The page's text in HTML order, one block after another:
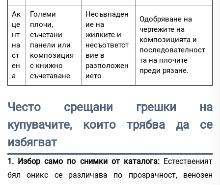
Ак
це
нт
на
ст
ен
а
Големи
плочи,
съчетани
панели или
композиция
с книжно
съчетаване
Несъвпаден
ие на
жилките и
несъответст
вие в
разположен
ието
Одобряване на
чертежите на
композицията и
последователност
та на плочите
преди рязане.
Често срещани грешки на
купувачите, които трябва да се
избягват
1. Избор само по снимки от каталога: Естественият
бял оникс се различава по прозрачност, венозен